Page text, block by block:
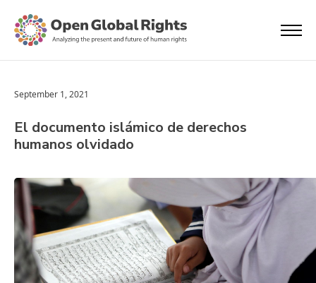
September 1, 2021
El documento islámico de derechos
humanos olvidado